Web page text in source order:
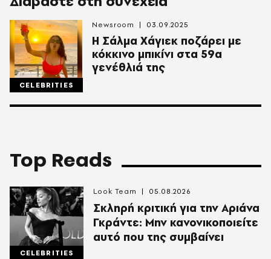
CELEBRITIES
Η Σάλμα Χάγιεκ ποζάρει με
κόκκινο μπικίνι στα 59α
γενέθλιά της
Newsroom 03.09.2025
Top Reads
CELEBRITIES
Σκληρή κριτική για την Αριάνα
Γκράντε: Μην κανονικοποιείτε
αυτό που της συμβαίνει
Look Team 05.08.2026